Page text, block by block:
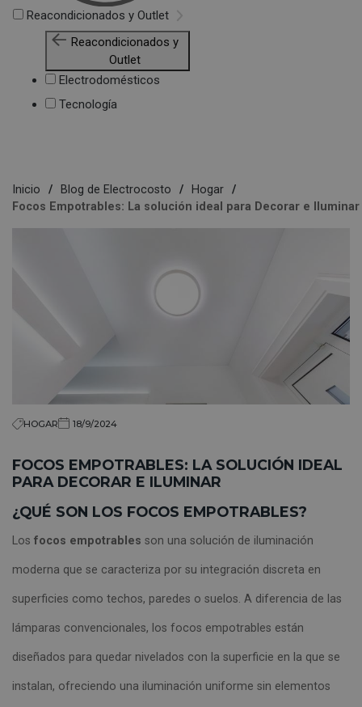
Reacondicionados y Outlet
Reacondicionados y
Outlet
Electrodomésticos
Tecnología
Inicio Blog de Electrocosto
Hogar
Focos Empotrables: La solución ideal para Decorar e Iluminar
HOGAR 18/9/2024
FOCOS EMPOTRABLES: LA SOLUCIÓN IDEAL
PARA DECORAR E ILUMINAR
¿QUÉ SON LOS FOCOS EMPOTRABLES?
Los focos empotrables son una solución de iluminación
moderna que se caracteriza por su integración discreta en
superficies como techos, paredes o suelos. A diferencia de las
lámparas convencionales, los focos empotrables están
diseñados para quedar nivelados con la superficie en la que se
instalan, ofreciendo una iluminación uniforme sin elementos